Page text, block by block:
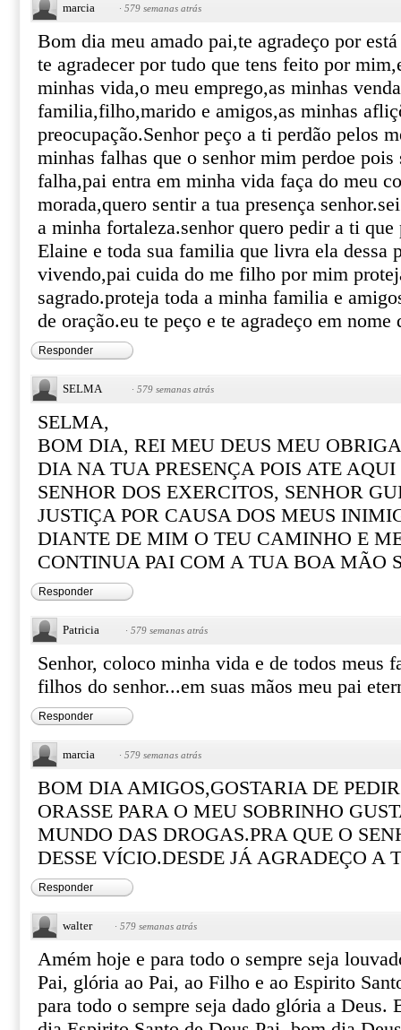
marcia · 579 semanas atrás
Bom dia meu amado pai,te agradeço por
te agradecer por tudo que tens feito por
minhas vida,o meu emprego,as minhas
familia,filho,marido e amigos,as minhas
preocupação.Senhor peço a ti perdão pelos
minhas falhas que o senhor mim perdoe pois
falha,pai entra em minha vida faça do meu
morada,quero sentir a tua presença
a minha fortaleza.senhor quero pedir a ti
Elaine e toda sua familia que livra ela dessa
vivendo,pai cuida do me filho por mim
sagrado.proteja toda a minha familia e
de oração.eu te peço e te agradeço em nome
Responder
SELMA · 579 semanas atrás
SELMA,
BOM DIA, REI MEU DEUS MEU
DIA NA TUA PRESENÇA POIS ATE
SENHOR DOS EXERCITOS, SENHOR
JUSTIÇA POR CAUSA DOS MEUS
DIANTE DE MIM O TEU CAMINHO E
CONTINUA PAI COM A TUA BOA MÃO
Responder
Patricia · 579 semanas atrás
Senhor, coloco minha vida e de todos meus
filhos do senhor...em suas mãos meu pai
Responder
marcia · 579 semanas atrás
BOM DIA AMIGOS,GOSTARIA DE
ORASSE PARA O MEU SOBRINHO
MUNDO DAS DROGAS.PRA QUE O
DESSE VÍCIO.DESDE JÁ AGRADEÇO A
Responder
walter · 579 semanas atrás
Amém hoje e para todo o sempre seja
Pai, glória ao Pai, ao Filho e ao Espirito
para todo o sempre seja dado glória a Deus.